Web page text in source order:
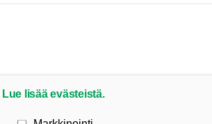
Lue lisää evästeistä.